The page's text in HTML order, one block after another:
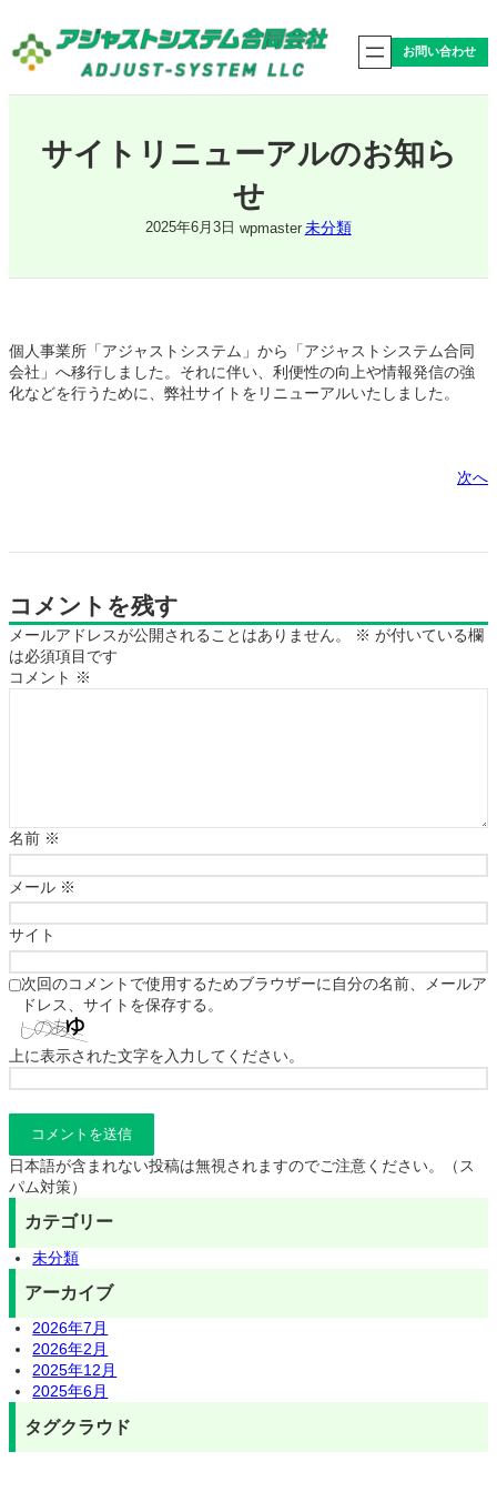
容
を
お問い合わせ
サイトリニューアルのお知ら
せ
2025年6月3日 wpmaster 未分類
個人事業所「アジャストシステム」から「アジャストシステム合同
会社」へ移行しました。それに伴い、利便性の向上や情報発信の強
化などを行うために、弊社サイトをリニューアルいたしました。
次へ
コメントを残す
メールアドレスが公開されることはありません。 ※ が付いている欄
は必須項目です
コメント ※
名前 ※
メール ※
サイト
次回のコメントで使用するためブラウザーに自分の名前、メールア
ドレス、サイトを保存する。
上に表示された文字を入力してください。
日本語が含まれない投稿は無視されますのでご注意ください。（ス
パム対策）
カテゴリー
未分類
アーカイブ
2026年7月
2026年2月
2025年12月
2025年6月
タグクラウド